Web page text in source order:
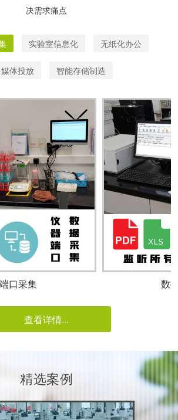
决需求痛点
实验室信息化 无纸化办公
体投放 智能存储制造
口采集 数
查看详情...
精选案例